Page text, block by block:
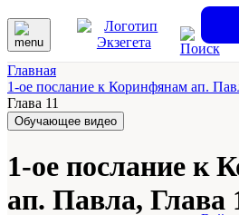
Главная
1-ое послание к Коринфянам ап.
Глава 11
Обучающее видео
1-ое послание к
ап. Павла, Глава